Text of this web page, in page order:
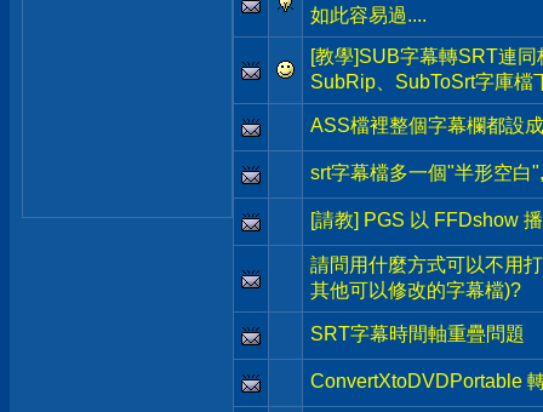
如此容易過....
[教學]SUB字幕轉SRT連
SubRip、SubToSrt字庫檔
ASS檔裡整個字幕欄都設
srt字幕檔多一個"半形空白
[請教] PGS 以 FFDshow
請問用什麼方式可以不用
其他可以修改的字幕檔)?
SRT字幕時間軸重疊問題
ConvertXtoDVDPortable